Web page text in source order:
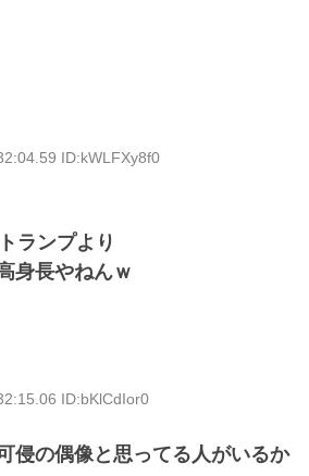
ID:kWLFXy8f0
ランプより
身長やねんｗ
ID:bKlCdIor0
侵の偶像と思ってる人がいるか